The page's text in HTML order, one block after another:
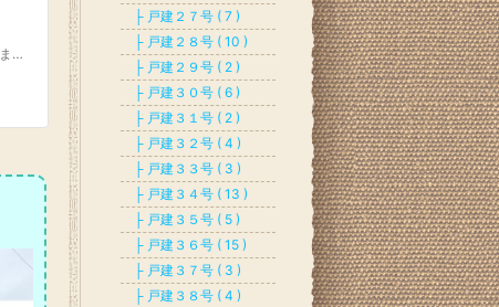
管理人さっしぃへのご質問、ご意見は下記フォームよりお願いします。大家コミュニティへの参加・お問合せも受付中♪・今抱えている悩みについて相談できるか聞きたい！・不動産投資をやってみたい！・もっと詳しく活動内容を聞きたい！・不動産投資を学びたい！・気軽に気になることを相談したい！・同じ趣味を持った人と話したい！・メンターを探してる！・お金に困らない暮らしをしたい…
├ 戸建２７号 ( 7 )
├ 戸建２８号 ( 10 )
├ 戸建２９号 ( 2 )
├ 戸建３０号 ( 6 )
├ 戸建３１号 ( 2 )
├ 戸建３２号 ( 4 )
├ 戸建３３号 ( 3 )
├ 戸建３４号 ( 13 )
├ 戸建３５号 ( 5 )
├ 戸建３６号 ( 15 )
├ 戸建３７号 ( 3 )
├ 戸建３８号 ( 4 )